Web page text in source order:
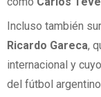
Incluso también
Ricardo Gareca,
internacional y
del fútbol